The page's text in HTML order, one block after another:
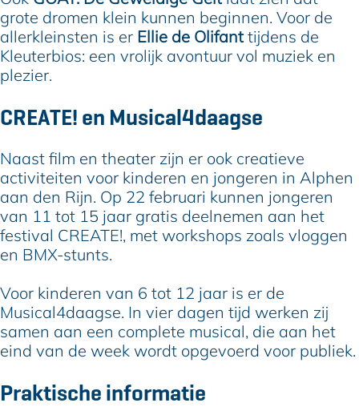
grote dromen klein kunnen beginnen. Voor de
allerkleinsten is er Ellie de Olifanttijdens de
Kleuterbios: een vrolijk avontuur vol muziek en
plezier.
CREATE! en Musical4daagse
Naast film en theater zijn er ook creatieve
activiteiten voor kinderen en jongeren in Alphen
aan den Rijn. Op 22 februari kunnen jongeren
van 11 tot 15 jaar gratis deelnemen aan het
festival CREATE!, met workshops zoals vloggen
en BMX-stunts.
Voor kinderen van 6 tot 12 jaar is er de
Musical4daagse. In vier dagen tijd werken zij
samen aan een complete musical, die aan het
eind van de week wordt opgevoerd voor publiek.
Praktische informatie